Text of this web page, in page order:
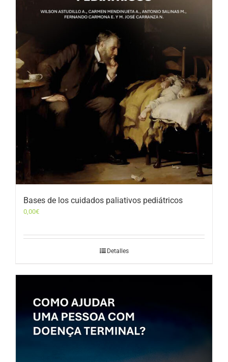
Bases de los cuidados paliativos pediátricos
0,00€
Detalles